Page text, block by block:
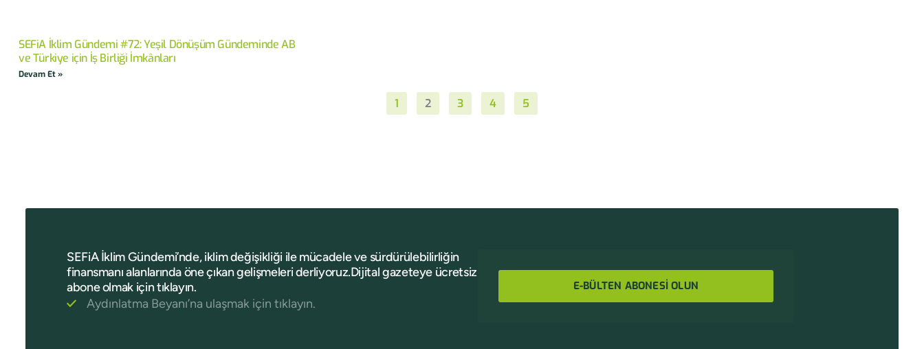
SEFiA İklim Gündemi #72: Yeşil Dönüşüm Gündeminde AB
ve Türkiye için İş Birliği İmkânları
Devam Et »
1 2 3 4 5
SEFiA İklim Gündemi’nde, iklim değişikliği ile mücadele ve sürdürülebilirliğin
finansmanı alanlarında öne çıkan gelişmeleri derliyoruz.Dijital gazeteye ücretsiz
abone olmak için tıklayın.
Aydınlatma Beyanı’na ulaşmak için tıklayın.
E-BÜLTEN ABONESİ OLUN